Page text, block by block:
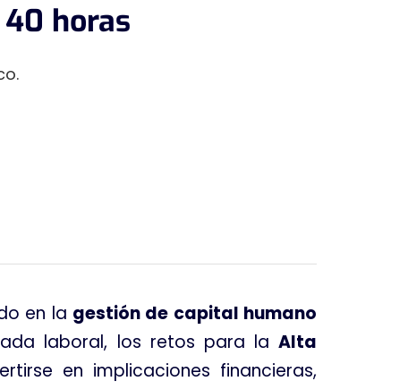
horas
en la gestión de capital humano
laboral, los retos para laAlta
en implicaciones financieras,